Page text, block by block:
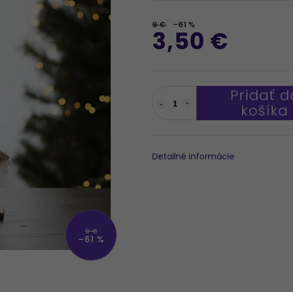
9 €
–61 %
9 € –61 %
3,50 €
Pridať
košíka
Detailné informácie